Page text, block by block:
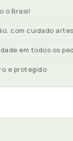
o Brasil
com cuidado
em todos os
e protegido